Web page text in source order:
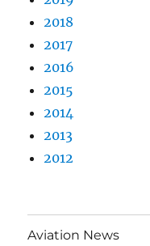
2018
2017
2016
2015
2014
2013
2012
Aviation News